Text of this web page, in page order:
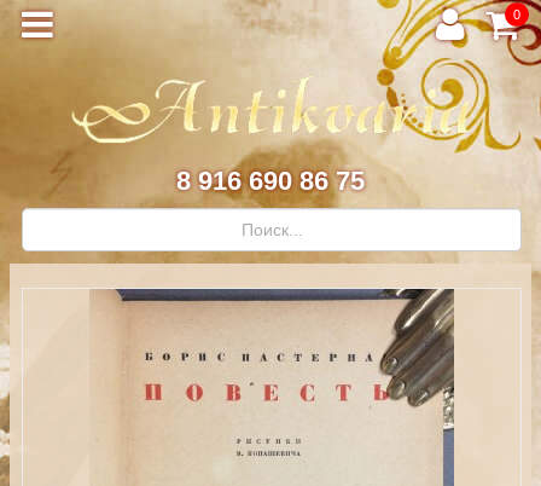
0
8 916 690 86 75